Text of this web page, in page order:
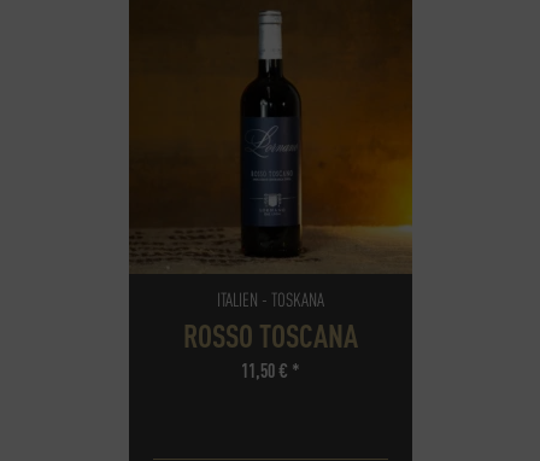
ITALIEN - TOSKANA
ROSSO TOSCANA
11,50€ *